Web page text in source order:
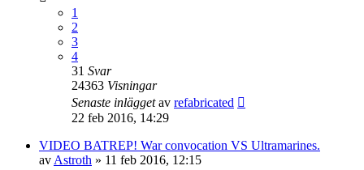
1
2
3
4
31 Svar
24363 Visningar
Senaste inläggetav refabricated
22 feb 2016, 14:29
VIDEO BATREP! War convocation VS Ultramarines.
av Astroth » 11 feb 2016, 12:15